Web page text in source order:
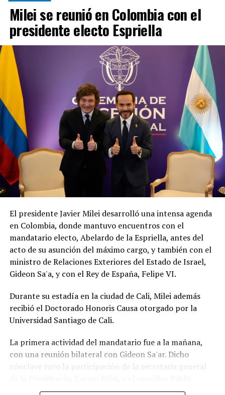
Milei se reunió en Colombia con el
presidente electo Espriella
El presidente Javier Milei desarrolló una intensa agenda
en Colombia, donde mantuvo encuentros con el
mandatario electo, Abelardo de la Espriella, antes del
acto de su asunción del máximo cargo, y también con el
ministro de Relaciones Exteriores del Estado de Israel,
Gideon Sa'a, y con el Rey de España, Felipe VI.
Durante su estadía en la ciudad de Cali, Milei además
recibió el Doctorado Honoris Causa otorgado por la
Universidad Santiago de Cali.
La primera actividad del mandatario fue a la mañana,
con una reunión bilateral con Gideon Sa'ar. Dicho
cónclave tuvo la participación de la secretaria general
Quirno, los funcionarios que integran la comitiva del